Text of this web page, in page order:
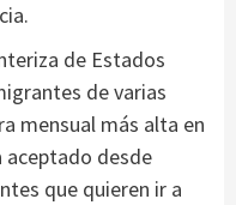
de Estados
de varias
mensual más alta en
aceptado desde
que quieren ir a